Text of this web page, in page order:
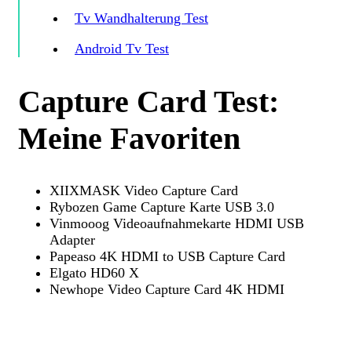
Tv Wandhalterung Test
Android Tv Test
Capture Card Test:
Meine Favoriten
XIIXMASK Video Capture Card
Rybozen Game Capture Karte USB 3.0
Vinmooog Videoaufnahmekarte HDMI USB
Adapter
Papeaso 4K HDMI to USB Capture Card
Elgato HD60 X
Newhope Video Capture Card 4K HDMI